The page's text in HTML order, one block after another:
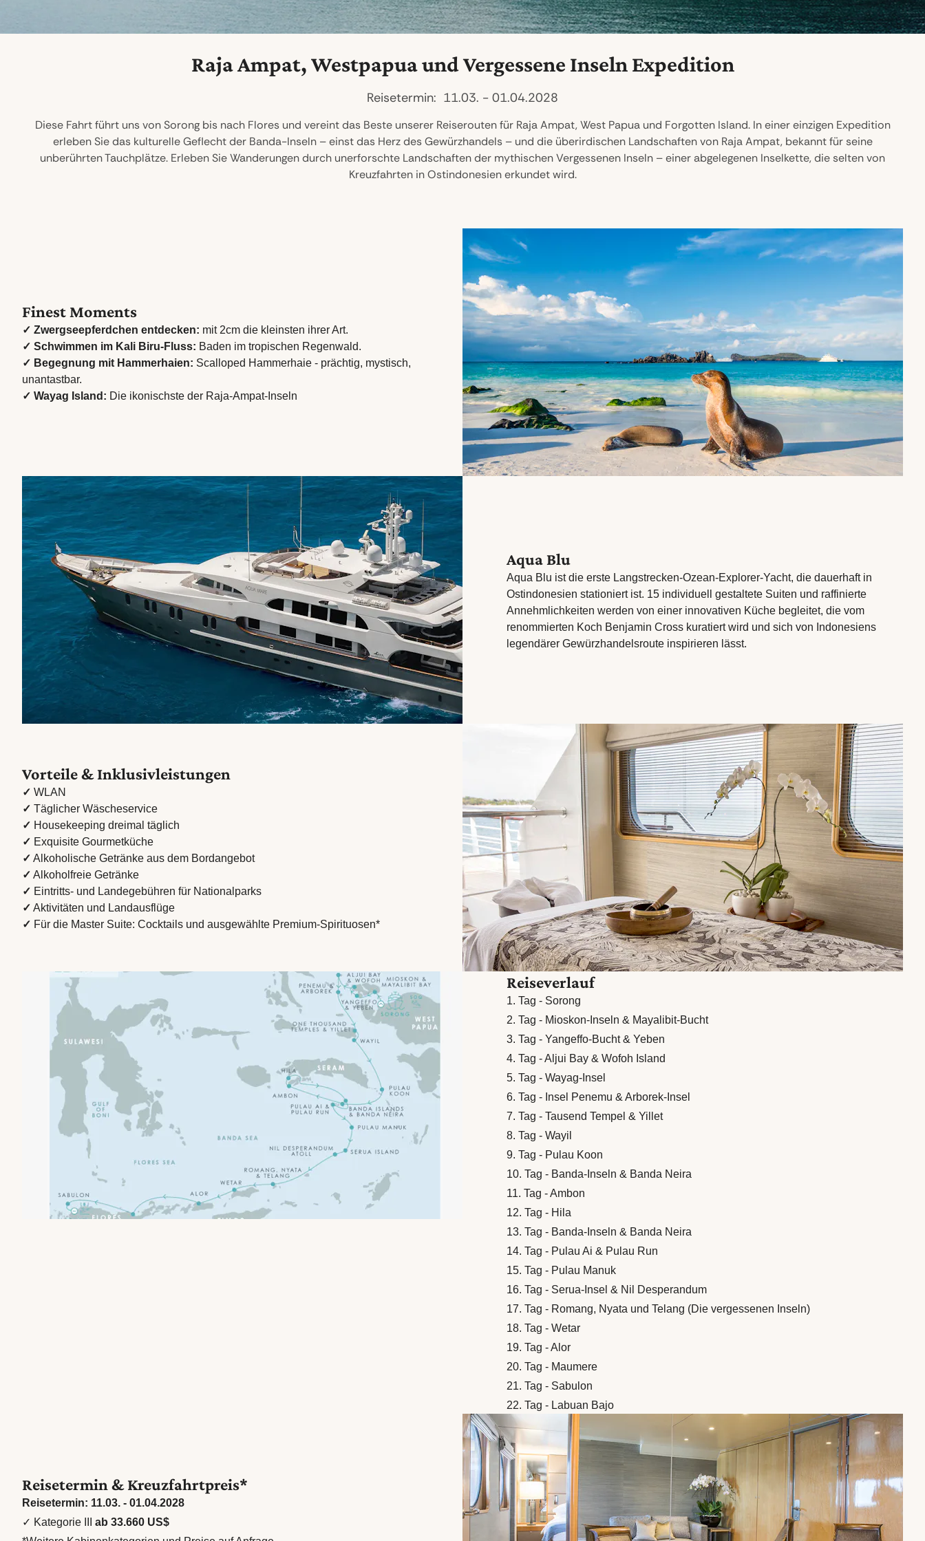
Raja Ampat, Westpapua und Vergessene Inseln Expedition
Reisetermin: 11.03. - 01.04.2028
Diese Fahrt führt uns von Sorong bis nach Flores und vereint das Beste unserer Reiserouten für Raja Ampat, West Papua und Forgotten Island. In einer einzigen Expedition
erleben Sie das kulturelle Geflecht der Banda-Inseln – einst das Herz des Gewürzhandels – und die überirdischen Landschaften von Raja Ampat, bekannt für seine
unberührten Tauchplätze. Erleben Sie Wanderungen durch unerforschte Landschaften der mythischen Vergessenen Inseln – einer abgelegenen Inselkette, die selten von
Kreuzfahrten in Ostindonesien erkundet wird.
Finest Moments
✓ Zwergseepferdchen entdecken: mit 2cm die kleinsten ihrer Art.
✓ Schwimmen im Kali Biru-Fluss: Baden im tropischen Regenwald.
✓ Begegnung mit Hammerhaien: Scalloped Hammerhaie - prächtig, mystisch,
unantastbar.
✓ Wayag Island: Die ikonischste der Raja-Ampat-Inseln
Aqua Blu
Aqua Blu ist die erste Langstrecken-Ozean-Explorer-Yacht, die dauerhaft in
Ostindonesien stationiert ist. 15 individuell gestaltete Suiten und raffinierte
Annehmlichkeiten werden von einer innovativen Küche begleitet, die vom
renommierten Koch Benjamin Cross kuratiert wird und sich von Indonesiens
legendärer Gewürzhandelsroute inspirieren lässt.
Vorteile & Inklusivleistungen
✓ WLAN
✓ Täglicher Wäscheservice
✓ Housekeeping dreimal täglich
✓ Exquisite Gourmetküche
✓ Alkoholische Getränke aus dem Bordangebot
✓ Alkoholfreie Getränke
✓ Eintritts- und Landegebühren für Nationalparks
✓ Aktivitäten und Landausflüge
✓ Für die Master Suite: Cocktails und ausgewählte Premium-Spirituosen*
Reiseverlauf
1. Tag - Sorong
2. Tag - Mioskon-Inseln & Mayalibit-Bucht
3. Tag - Yangeffo-Bucht & Yeben
4. Tag - Aljui Bay & Wofoh Island
5. Tag - Wayag-Insel
6. Tag - Insel Penemu & Arborek-Insel
7. Tag - Tausend Tempel & Yillet
8. Tag - Wayil
9. Tag - Pulau Koon
10. Tag - Banda-Inseln & Banda Neira
11. Tag - Ambon
12. Tag - Hila
13. Tag - Banda-Inseln & Banda Neira
14. Tag - Pulau Ai & Pulau Run
15. Tag - Pulau Manuk
16. Tag - Serua-Insel & Nil Desperandum
17. Tag - Romang, Nyata und Telang (Die vergessenen Inseln)
18. Tag - Wetar
19. Tag - Alor
20. Tag - Maumere
21. Tag - Sabulon
22. Tag - Labuan Bajo
Reisetermin & Kreuzfahrtpreis*
Reisetermin: 11.03. - 01.04.2028
✓ Kategorie III ab 33.660 US$